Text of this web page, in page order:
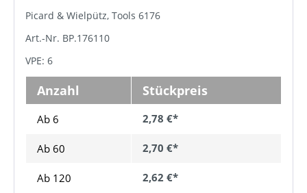
Picard & Wielpütz, Tools 6176
Art.-Nr. BP.176110
VPE: 6
Anzahl Stückpreis
Ab 6 2,78 €*
Ab 60 2,70 €*
Ab 120 2,62 €*